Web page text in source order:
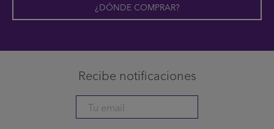
¿DÓNDE COMPRAR?
Recibe notificaciones